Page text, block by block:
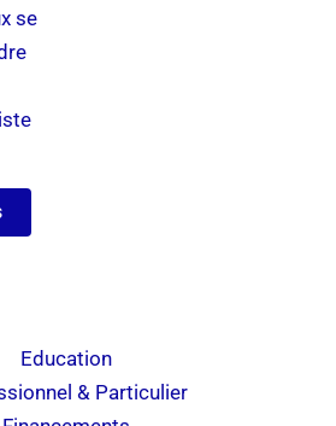
sepeuvent
sur
page
du
Education
& Particulier